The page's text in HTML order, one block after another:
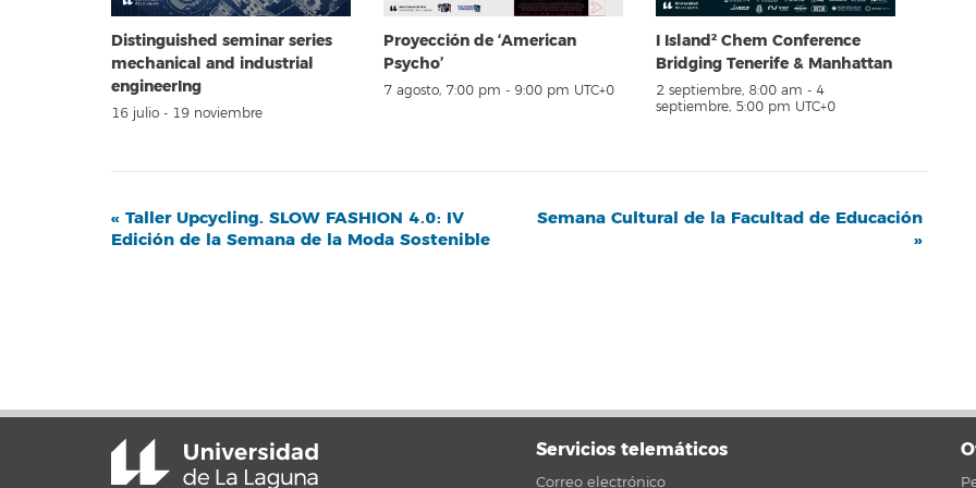
Distinguished seminar series
mechanical and industrial
engineerIng
16 julio - 19 noviembre
Proyección de ‘American
Psycho’
7 agosto, 7:00 pm - 9:00 pm UTC+0
I Island² Chem Conference
Bridging Tenerife & Manhattan
2 septiembre, 8:00 am - 4
septiembre, 5:00 pm UTC+0
Navegación
del
« Taller Upcycling. SLOW FASHION 4.0: IV
Edición de la Semana de la Moda Sostenible
Semana Cultural de la Facultad de Educación
»
Servicios telemáticos
Correo electrónico